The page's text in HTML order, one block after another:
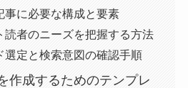
事に必要な構成と要素
読者のニーズを把握する方法
選定と検索意図の確認手順
作成するためのテンプレ